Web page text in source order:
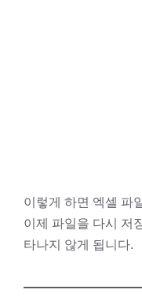
이렇게 하면 엑셀 파
이제 파일을 다시 저
타나지 않게 됩니다.